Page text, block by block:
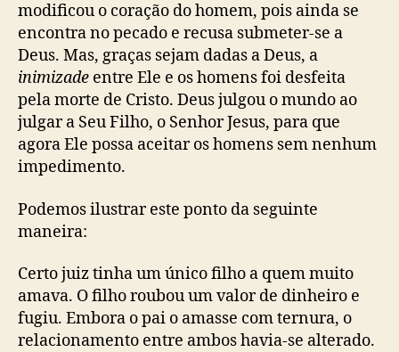
modificou o coração do homem, pois ainda se
encontra no pecado e recusa submeter-se a
Deus. Mas, graças sejam dadas a Deus, a
inimizade entre Ele e os homens foi desfeita
pela morte de Cristo. Deus julgou o mundo ao
julgar a Seu Filho, o Senhor Jesus, para que
agora Ele possa aceitar os homens sem nenhum
impedimento.
Podemos ilustrar este ponto da seguinte
maneira:
Certo juiz tinha um único filho a quem muito
amava. O filho roubou um valor de dinheiro e
fugiu. Embora o pai o amasse com ternura, o
relacionamento entre ambos havia-se alterado.